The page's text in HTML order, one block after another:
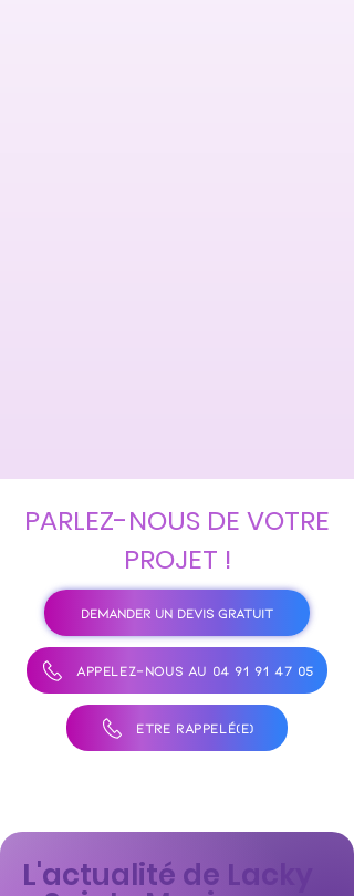
PARLEZ-NOUS DE VOTRE
PROJET !
DEMANDER UN DEVIS GRATUIT
APPELEZ-NOUS AU 04 91 91 47 05
ÊTRE RAPPELÉ(E)
L'actualité de Lacky